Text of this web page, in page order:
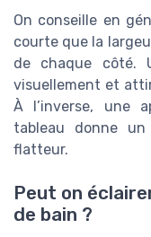
On conseille en
courte que la
de chaque côté.
visuellement et
À l’inverse, une
tableau donne
flatteur.
Peut on
de bain ?